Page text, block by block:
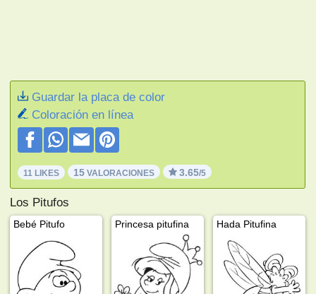
Guardar la placa de color
Coloración en línea
11 LIKES 15 VALORACIONES 3.65/5
Los Pitufos
Bebé Pitufo Princesa pitufina Hada Pitufina